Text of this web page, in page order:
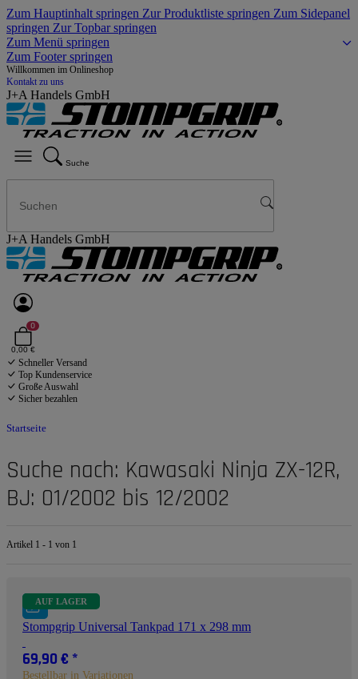
Zum Hauptinhalt springen Zur Produktliste springen Zum Sidepanel
springen Zur Topbar springen
Zum Menü springen
Zum Footer springen
Willkommen im Onlineshop
Kontakt zu uns
J+A Handels GmbH
Suche
J+A Handels GmbH
0
0,00 €
Schneller Versand
Top Kundenservice
Große Auswahl
Sicher bezahlen
Startseite
Suche nach: Kawasaki Ninja ZX-12R,
BJ: 01/2002 bis 12/2002
Artikel 1 - 1 von 1
AUF LAGER
Stompgrip Universal Tankpad 171 x 298 mm
69,90 € *
Bestellbar in Variationen